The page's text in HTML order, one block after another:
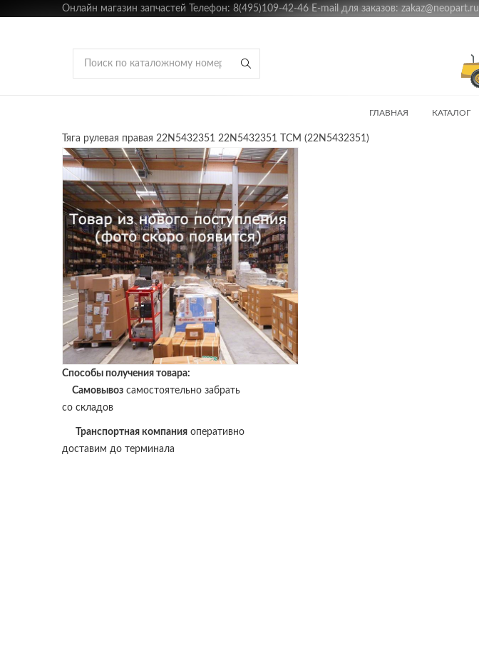
Онлайн магазин запчастей Телефон: 8(495)109-42-46 E-mail для заказов: zakaz@neopart.ru
ГЛАВНАЯ КАТАЛОГ
Тяга рулевая правая 22N5432351 22N5432351 TCM (22N5432351)
Способы получения товара:
Самовывоз самостоятельно забрать
со складов
Транспортная компания оперативно
доставим до терминала